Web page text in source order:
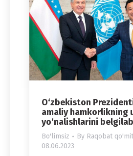
O‘zbekiston
amaliy hamkorlikning
yo‘nalishlarini
Bo'limsiz By Raqobat
08.06.2023